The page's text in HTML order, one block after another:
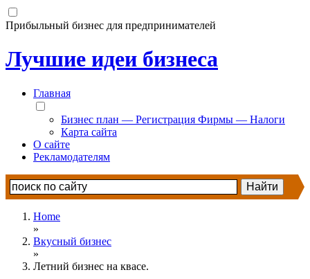
Прибыльный бизнес для предпринимателей
Лучшие идеи бизнеса
Главная
Бизнес план — Регистрация Фирмы — Налоги
Карта сайта
О сайте
Рекламодателям
Home
»
Вкусный бизнес
»
Летний бизнес на квасе.